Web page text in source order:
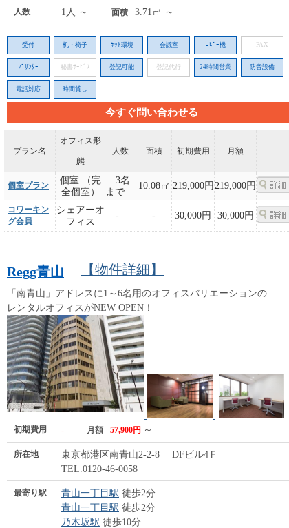
人数 1人 ～ 面積 3.71㎡ ～
受付 机・椅子 ﾈｯﾄ環境 会議室 ｺﾋﾟｰ機 FAX
ﾌﾟﾘﾝﾀｰ 秘書ｻｰﾋﾞｽ 登記可能 登記代行 24時間営業 防音設備
電話対応 時間貸し
今すぐ問い合わせる
プラン名
オフィス形
態
人数 面積 初期費用 月額
個室プラン
個室 （完
全個室）
3名
まで
10.08㎡ 219,000円 219,000円
コワーキン
グ会員
シェアーオ
フィス
- - 30,000円 30,000円
Regg青山 【物件詳細】
「南青山」アドレスに1～6名用のオフィスバリエーションの
レンタルオフィスがNEW OPEN！
初期費用 - 月額 57,900円 ～
所在地
東京都港区南青山2-2-8 DFビル4Ｆ
TEL.0120-46-0058
最寄り駅 青山一丁目駅 徒歩2分
青山一丁目駅 徒歩2分
乃木坂駅 徒歩10分